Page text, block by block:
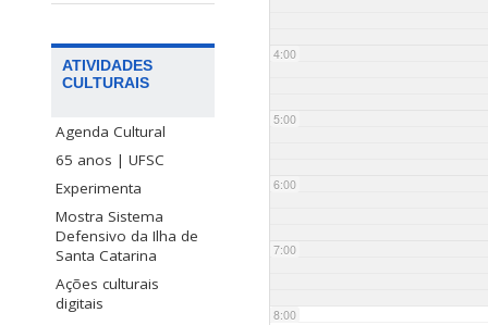
ATIVIDADES
CULTURAIS
Agenda Cultural
65 anos | UFSC
Experimenta
Mostra Sistema
Defensivo da Ilha de
Santa Catarina
Ações culturais
digitais
4:00
5:00
6:00
7:00
8:00